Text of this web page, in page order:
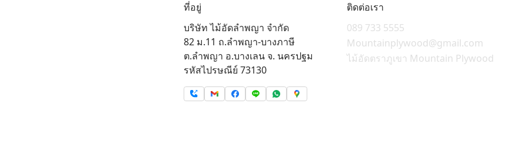
ที่อยู่
บริษัท ไม้อัดลำพญา จำกัด
82 ม.11 ถ.ลำพญา-บางภาษี
ต.ลำพญา อ.บางเลน จ. นครปฐม
รหัสไปรษณีย์ 73130
ติดต่อเรา
089 733 5555
Mountainplywood@gmail.com
ไม้อัดตราภูเขา Mountain Plywood